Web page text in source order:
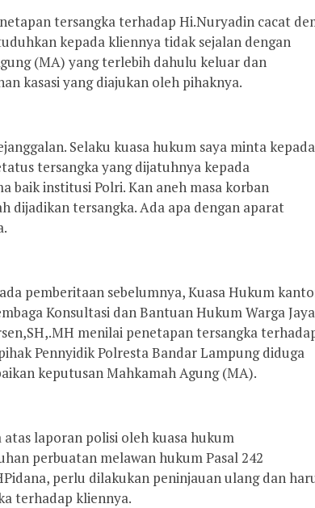
tersangka terhadap Hi.Nuryadin cacat
kepada kliennya tidak sejalan dengan
(MA) yang terlebih dahulu keluar dan
kasasi yang diajukan oleh pihaknya.
Selaku kuasa hukum saya minta kepada
tersangka yang dijatuhnya kepada
baik institusi Polri. Kan aneh masa korban
dijadikan tersangka. Ada apa dengan aparat
pemberitaan sebelumnya, Kuasa Hukum
Konsultasi dan Bantuan Hukum Warga Jaya
menilai penetapan tersangka
Pennyidik Polresta Bandar Lampung diduga
keputusan Mahkamah Agung (MA).
laporan polisi oleh kuasa hukum
perbuatan melawan hukum Pasal 242
perlu dilakukan peninjauan ulang dan
terhadap kliennya.